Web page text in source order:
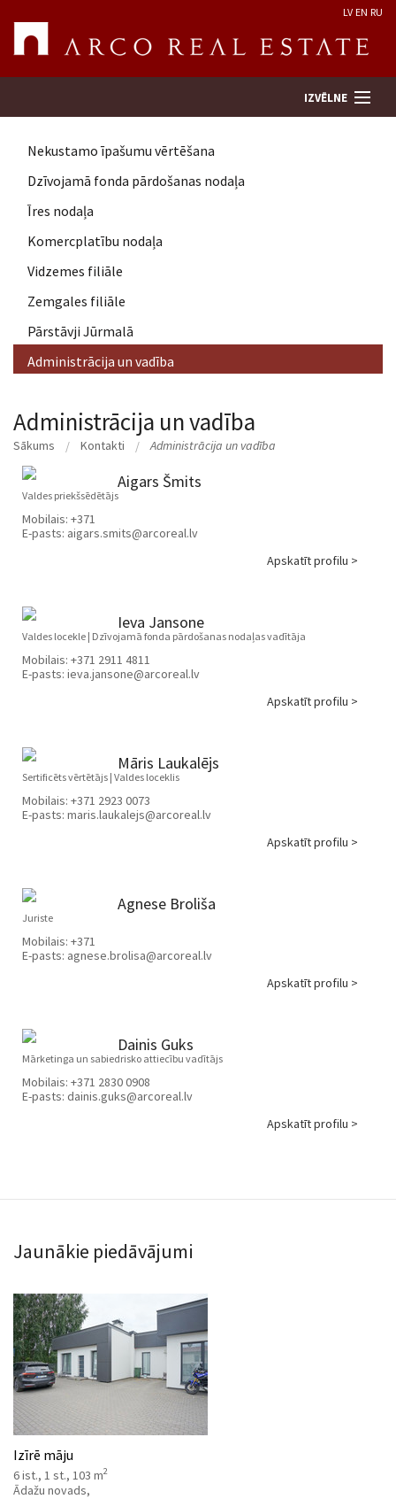
LV EN RU
IZVĒLNE
Meklēt īpašumu
Novērtēt īpašumu
Uzņēmums
Kontakti
Nekustamo īpašumu vērtēšana
Dzīvojamā fonda pārdošanas nodaļa
Īres nodaļa
Komercplatību nodaļa
Vidzemes filiāle
Zemgales filiāle
Pārstāvji Jūrmalā
Administrācija un vadība
Administrācija un vadība
Sākums Kontakti Administrācija un vadība
Aigars Šmits
Valdes priekšsēdētājs
Mobilais: +371
E-pasts: aigars.smits@arcoreal.lv
Apskatīt profilu >
Ieva Jansone
Valdes locekle | Dzīvojamā fonda pārdošanas nodaļas vadītāja
Mobilais: +371 2911 4811
E-pasts: ieva.jansone@arcoreal.lv
Apskatīt profilu >
Māris Laukalējs
Sertificēts vērtētājs | Valdes loceklis
Mobilais: +371 2923 0073
E-pasts: maris.laukalejs@arcoreal.lv
Apskatīt profilu >
Agnese Broliša
Juriste
Mobilais: +371
E-pasts: agnese.brolisa@arcoreal.lv
Apskatīt profilu >
Dainis Guks
Mārketinga un sabiedrisko attiecību vadītājs
Mobilais: +371 2830 0908
E-pasts: dainis.guks@arcoreal.lv
Apskatīt profilu >
Jaunākie piedāvājumi
Izīrē māju
6 ist., 1 st., 103 m2
Ādažu novads,